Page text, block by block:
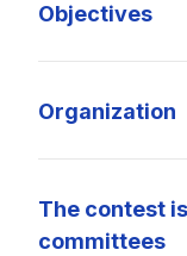
Objectives
Organization
The contest
committees